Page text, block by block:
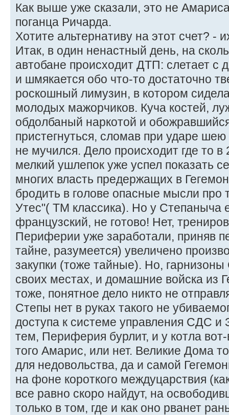
Как выше уже сказали, это не
поганца Ричарда.
Хотите альтернативу на этот счет? -
Итак, в один ненастный день, на
автобане происходит ДТП: слетает с
и шмякается обо что-то достаточно
роскошный лимузин, в котором
молодых мажорчиков. Куча костей,
обдолбаный наркотой и
пристегнуться, сломав при ударе
не мучился. Дело происходит где то в
мелкий ушлепок уже успел показать
многих власть предержащих в
бродить в голове опасные мысли про
Утес"( ТМ классика). Но у Степаныча
французский, не готово! Нет,
Периферии уже заработали, приняв
тайне, разумеется) увеличено
закупки (тоже тайные). Но,
своих местах, и домашние войска из
тоже, понятное дело никто не
Степы нет в руках такого не
доступа к системе управления СДС
тем, Периферия бурлит, и у котла
того Амарис, или нет. Великие Дома
для недовольства, да и самой
на фоне короткого междуцарствия
все равно скоро найдут, на
только в том, где и как оно рванет